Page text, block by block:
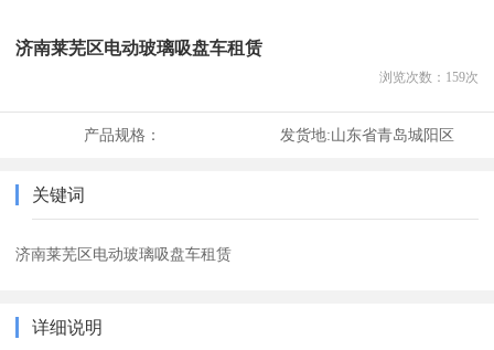
济南莱芜区电动玻璃吸盘车租赁
浏览次数： 159次
产品规格： 发货地:山东省青岛城阳区
关键词
济南莱芜区电动玻璃吸盘车租赁
详细说明